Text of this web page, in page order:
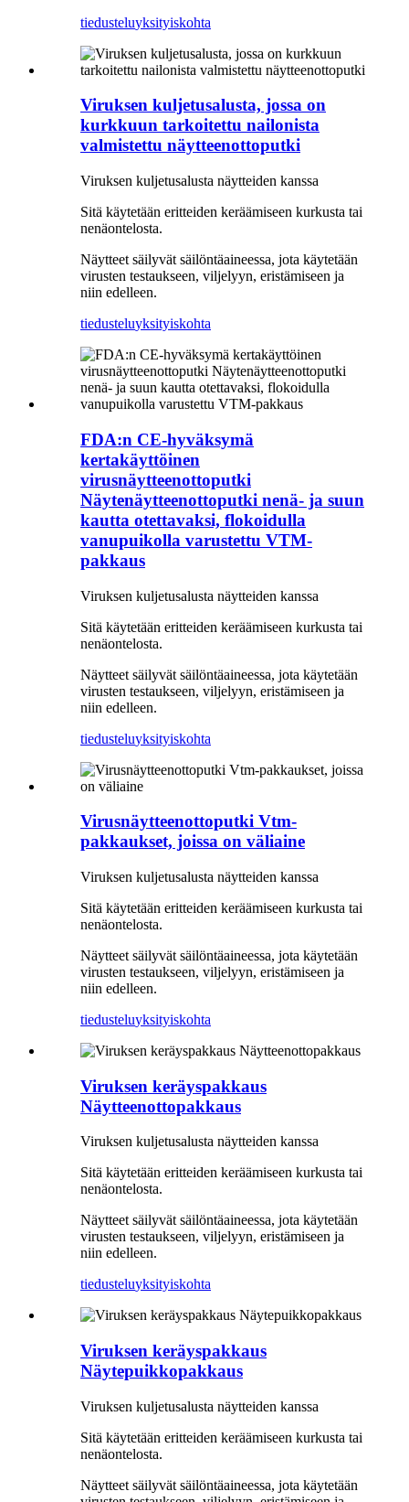
tiedusteluyksityiskohta
Viruksen kuljetusalusta, jossa on
kurkkuun tarkoitettu nailonista
valmistettu näytteenottoputki
Viruksen kuljetusalusta näytteiden kanssa
Sitä käytetään eritteiden keräämiseen kurkusta tai
nenäontelosta.
Näytteet säilyvät säilöntäaineessa, jota käytetään
virusten testaukseen, viljelyyn, eristämiseen ja
niin edelleen.
tiedusteluyksityiskohta
FDA:n CE-hyväksymä
kertakäyttöinen
virusnäytteenottoputki
Näytenäytteenottoputki nenä- ja suun
kautta otettavaksi, flokoidulla
vanupuikolla varustettu VTM-
pakkaus
Viruksen kuljetusalusta näytteiden kanssa
Sitä käytetään eritteiden keräämiseen kurkusta tai
nenäontelosta.
Näytteet säilyvät säilöntäaineessa, jota käytetään
virusten testaukseen, viljelyyn, eristämiseen ja
niin edelleen.
tiedusteluyksityiskohta
Virusnäytteenottoputki Vtm-
pakkaukset, joissa on väliaine
Viruksen kuljetusalusta näytteiden kanssa
Sitä käytetään eritteiden keräämiseen kurkusta tai
nenäontelosta.
Näytteet säilyvät säilöntäaineessa, jota käytetään
virusten testaukseen, viljelyyn, eristämiseen ja
niin edelleen.
tiedusteluyksityiskohta
Viruksen keräyspakkaus
Näytteenottopakkaus
Viruksen kuljetusalusta näytteiden kanssa
Sitä käytetään eritteiden keräämiseen kurkusta tai
nenäontelosta.
Näytteet säilyvät säilöntäaineessa, jota käytetään
virusten testaukseen, viljelyyn, eristämiseen ja
niin edelleen.
tiedusteluyksityiskohta
Viruksen keräyspakkaus
Näytepuikkopakkaus
Viruksen kuljetusalusta näytteiden kanssa
Sitä käytetään eritteiden keräämiseen kurkusta tai
nenäontelosta.
Näytteet säilyvät säilöntäaineessa, jota käytetään